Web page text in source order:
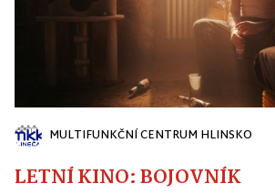
MULTIFUNKČNÍ CENTRUM HLINSKO
LETNÍ KINO: BOJOVNÍK